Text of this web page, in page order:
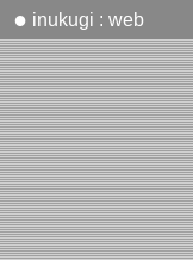
● inukugi : web